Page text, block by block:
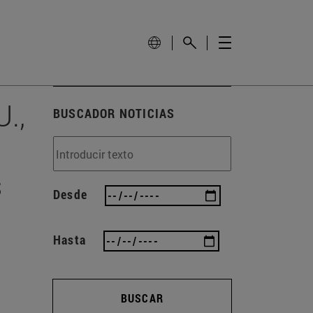
BUSCADOR NOTICIAS
Desde
Hasta
BUSCAR